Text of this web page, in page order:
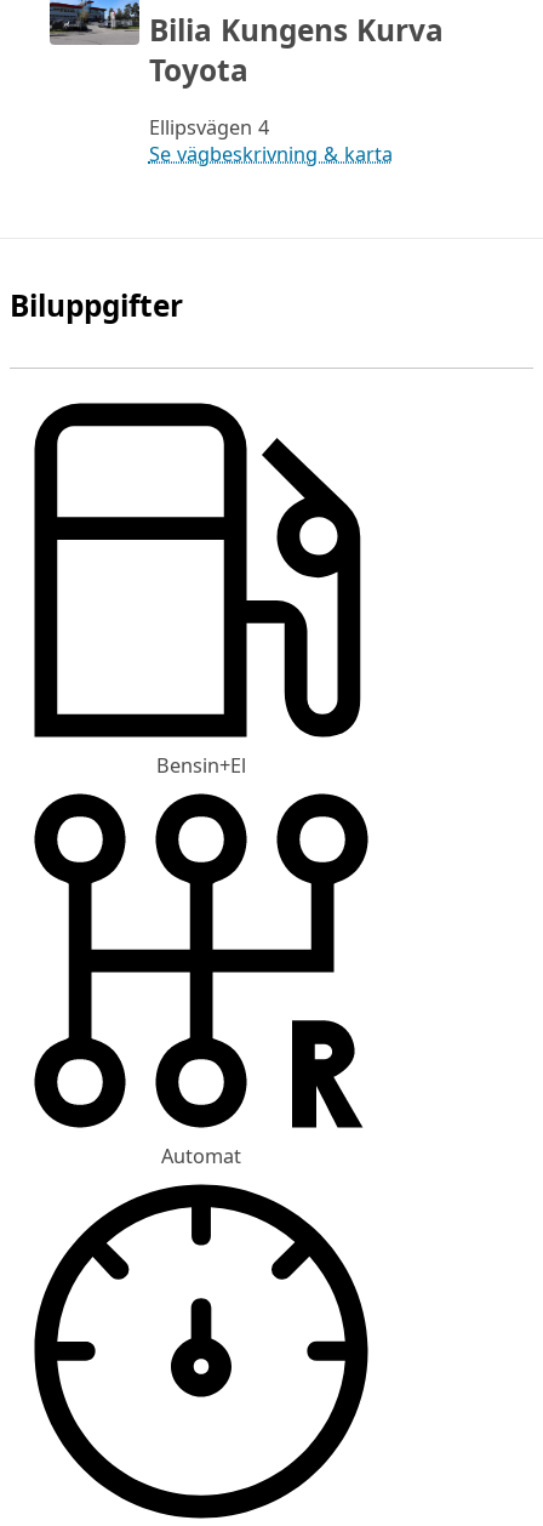
Bilia Kungens Kurva
Toyota
Ellipsvägen 4
Se vägbeskrivning & karta
Biluppgifter
Bensin+El
Automat